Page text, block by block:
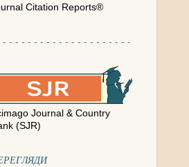
Citation Reports®
- - - - - - - - - - - - - - - - - - - - -
Journal & Country
(SJR)